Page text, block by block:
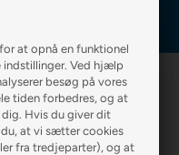
at opnå en funktionel
indstillinger. Ved hjælp
besøg på vores
tiden forbedres, og at
Hvis du giver dit
at vi sætter cookies
fra tredjeparter), og at